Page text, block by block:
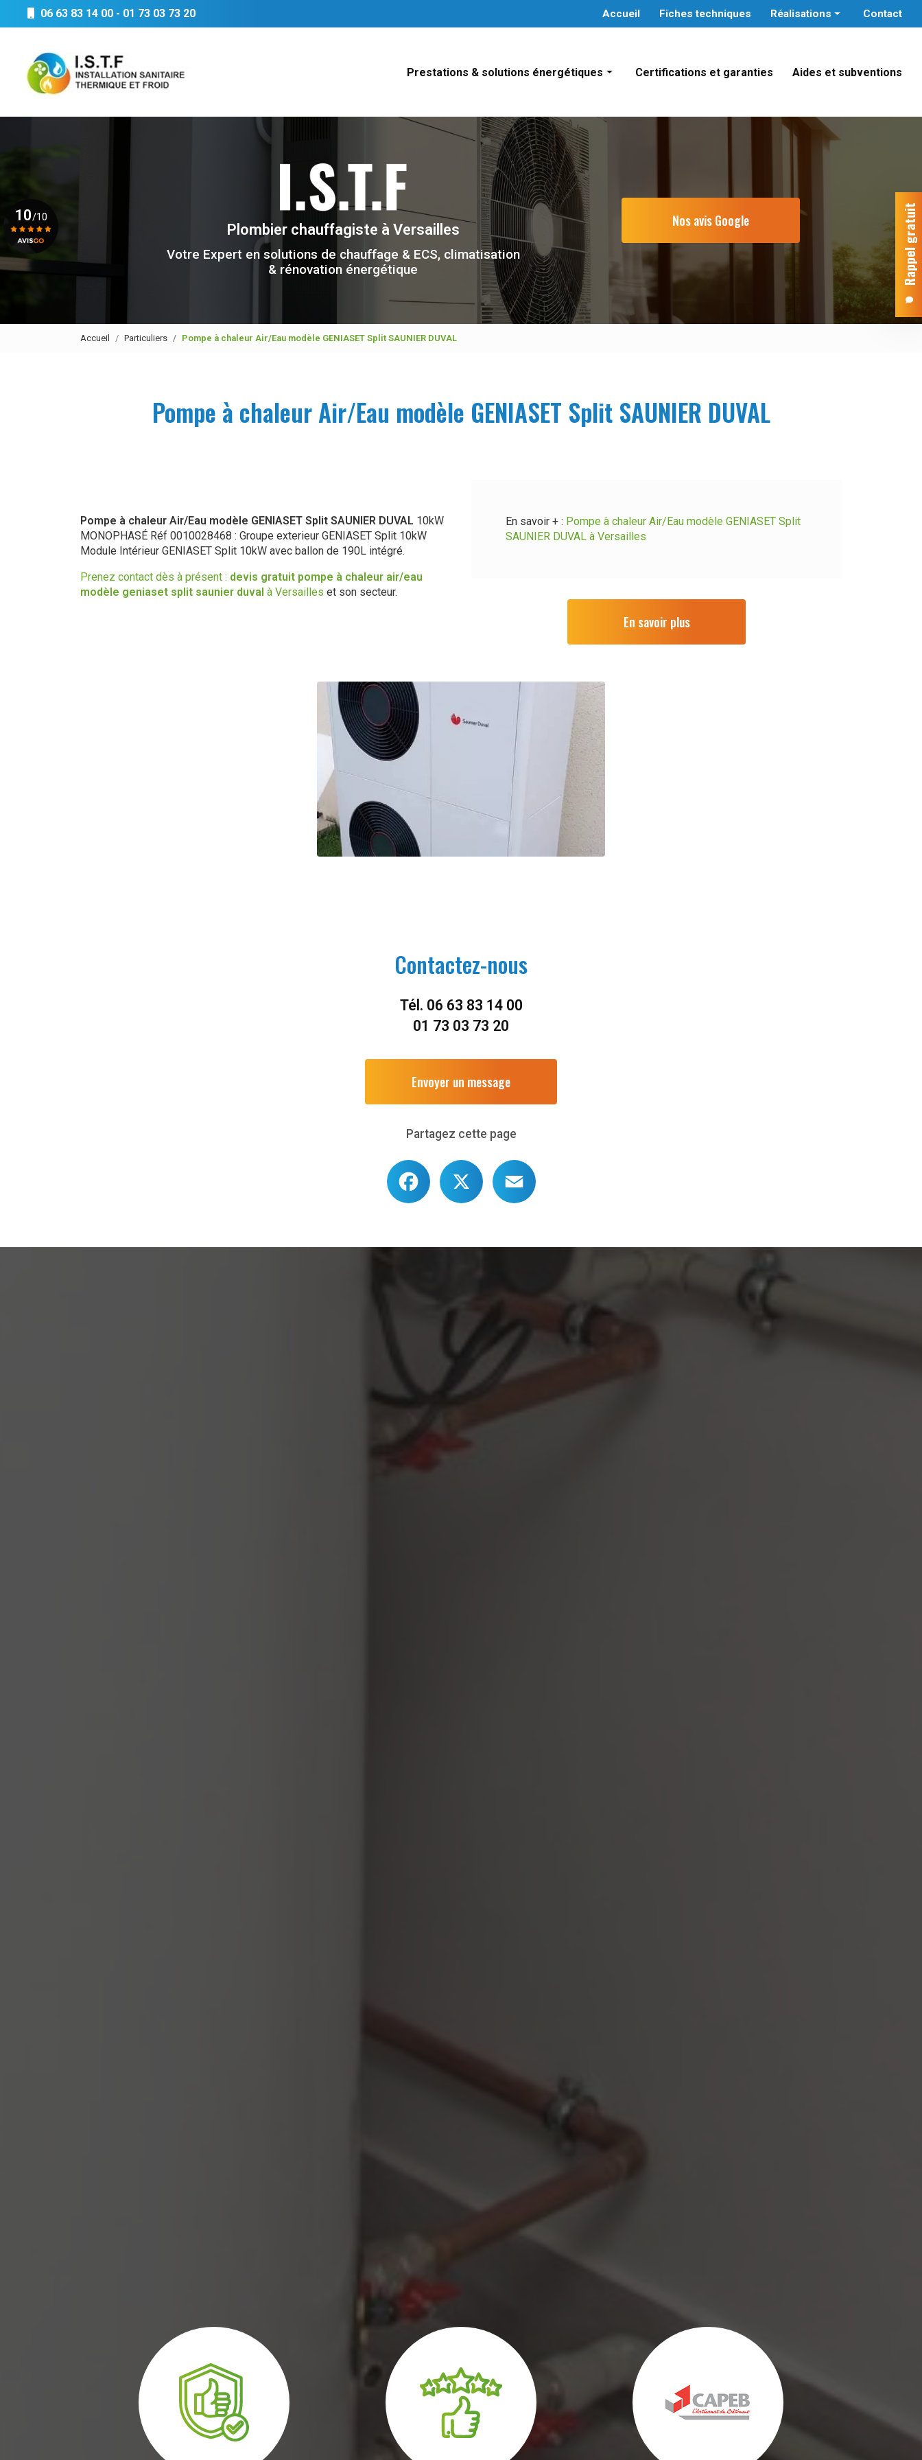
principal
06 63 83 14 00- 01 73 03 73 20
Rappel gratuit
Accueil Fiches techniques
Réalisations
Contact
Prestations & solutions énergétiques
Installation système de chauffage individuel
Installation de système de climatisation
Installation de solutions d’eau chaude sanitaire
Installation de système de chauffage collectif
Certifications et garanties Aides et subventions
Plombier chauffagiste à Versailles
Votre Expert en solutions de chauffage & ECS, climatisation
& rénovation énergétique
Nos avis Google
10/10
Voir le certificat
Accueil Particuliers Pompe à chaleur Air/Eau modèle GENIASET Split SAUNIER DUVAL
Pompe à chaleur Air/Eau modèle GENIASET Split SAUNIER DUVAL
Pompe à chaleur Air/Eau modèle GENIASET Split SAUNIER DUVAL 10kW
MONOPHASÉ Réf 0010028468 : Groupe exterieur GENIASET Split 10kW
Module Intérieur GENIASET Split 10kW avec ballon de 190L intégré.
Prenez contact dès à présent : devis gratuit pompe à chaleur air/eau
modèle geniaset split saunier duval à Versailles et son secteur.
En savoir + : Pompe à chaleur Air/Eau modèle GENIASET Split
SAUNIER DUVAL à Versailles
En savoir plus
Contactez-nous
Tél. 06 63 83 14 00
01 73 03 73 20
Envoyer un message
Partagez cette page
Facebook